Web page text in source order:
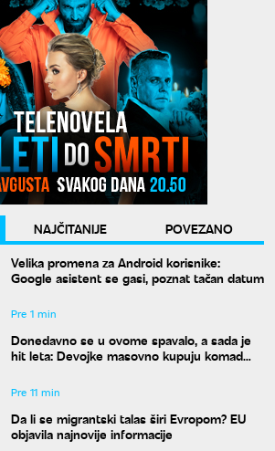
NAJČITANIJE
POVEZANO
Velika promena za Android korisnike:
Google asistent se gasi, poznat tačan datum
Pre 1 min
Donedavno se u ovome spavalo, a sada je
hit leta: Devojke masovno kupuju komad
Pre 11 min
Da li se migrantski talas širi Evropom? EU
objavila najnovije informacije